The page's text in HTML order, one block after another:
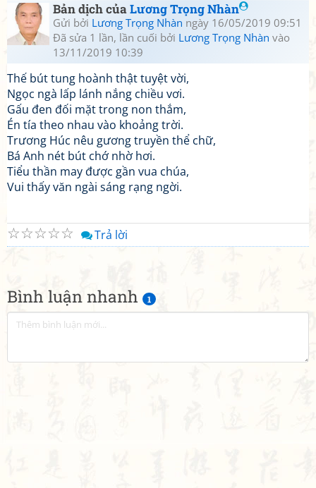
Bình luận nhanh 1
Bản dịch củaLương Trọng Nhàn
Gửi bởi Lương Trọng Nhàn ngày 16/05/2019 09:51
Đã sửa 1 lần, lần cuối bởi Lương Trọng Nhàn vào
13/11/2019 10:39
Thế bút tung hoành thật tuyệt vời,
Ngọc ngà lấp lánh nắng chiều vơi.
Gấu đen đối mặt trong non thắm,
Én tía theo nhau vào khoảng trời.
Trương Húc nêu gương truyền thể chữ,
Bá Anh nét bút chớ nhờ hơi.
Tiểu thần may được gần vua chúa,
Vui thấy văn ngài sáng rạng ngời.
☆
☆
☆
☆
☆ Trả lời